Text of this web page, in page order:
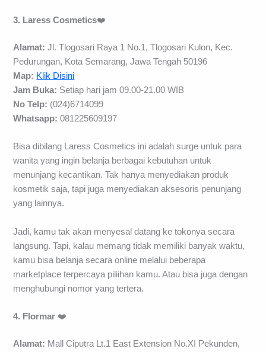
3. Laress Cosmetics❤️
Alamat: Jl. Tlogosari Raya 1 No.1, Tlogosari Kulon, Kec.
Pedurungan, Kota Semarang, Jawa Tengah 50196
Map: Klik Disini
Jam Buka: Setiap hari jam 09.00-21.00 WIB
No Telp: (024)6714099
Whatsapp: 081225609197
Bisa dibilang Laress Cosmetics ini adalah surge untuk para
wanita yang ingin belanja berbagai kebutuhan untuk
menunjang kecantikan. Tak hanya menyediakan produk
kosmetik saja, tapi juga menyediakan aksesoris penunjang
yang lainnya.
Jadi, kamu tak akan menyesal datang ke tokonya secara
langsung. Tapi, kalau memang tidak memiliki banyak waktu,
kamu bisa belanja secara online melalui beberapa
marketplace terpercaya piliihan kamu. Atau bisa juga dengan
menghubungi nomor yang tertera.
4. Flormar ❤️
Alamat: Mall Ciputra Lt.1 East Extension No.XI Pekunden,